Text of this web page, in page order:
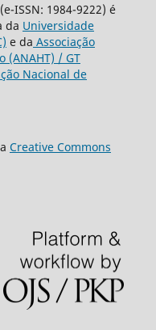
(e-ISSN: 1984-9222) é
da Universidade
e da Associação
(ANAHT) / GT
Nacional de
Creative Commons